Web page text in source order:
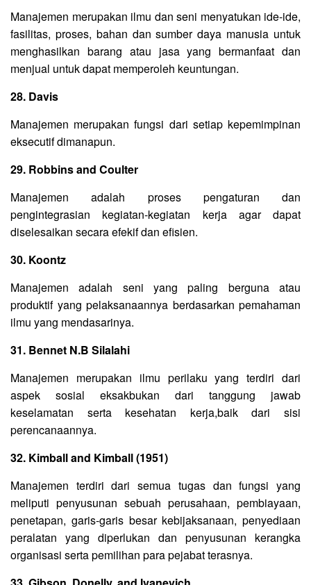
Manajemen merupakan ilmu dan seni menyatukan ide-ide,
fasilitas, proses, bahan dan sumber daya manusia untuk
menghasilkan barang atau jasa yang bermanfaat dan
menjual untuk dapat memperoleh keuntungan.
28. Davis
Manajemen merupakan fungsi dari setiap kepemimpinan
eksecutif dimanapun.
29. Robbins and Coulter
Manajemen adalah proses pengaturan dan
pengintegrasian kegiatan-kegiatan kerja agar dapat
diselesaikan secara efekif dan efisien.
30. Koontz
Manajemen adalah seni yang paling berguna atau
produktif yang pelaksanaannya berdasarkan pemahaman
ilmu yang mendasarinya.
31. Bennet N.B Silalahi
Manajemen merupakan ilmu perilaku yang terdiri dari
aspek sosial eksakbukan dari tanggung jawab
keselamatan serta kesehatan kerja,baik dari sisi
perencanaannya.
32. Kimball and Kimball (1951)
Manajemen terdiri dari semua tugas dan fungsi yang
meliputi penyusunan sebuah perusahaan, pembiayaan,
penetapan, garis-garis besar kebijaksanaan, penyediaan
peralatan yang diperlukan dan penyusunan kerangka
organisasi serta pemilihan para pejabat terasnya.